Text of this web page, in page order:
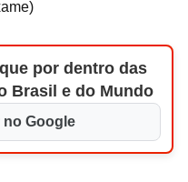
por dentro das
Brasil e do Mundo
no Google